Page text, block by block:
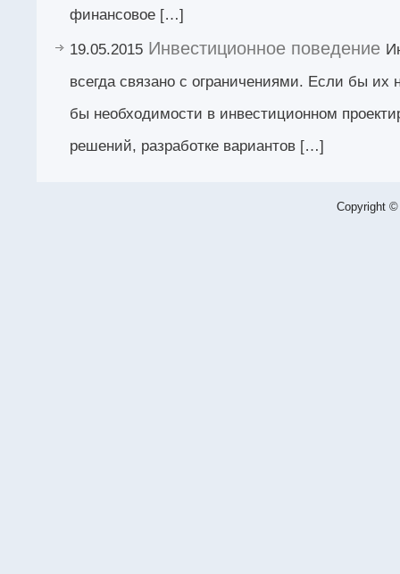
финансовое […]
19.05.2015 Инвестиционное поведение
всегда связано с ограничениями. Если бы их
бы необходимости в инвестиционном
решений, разработке вариантов […]
Copyright ©